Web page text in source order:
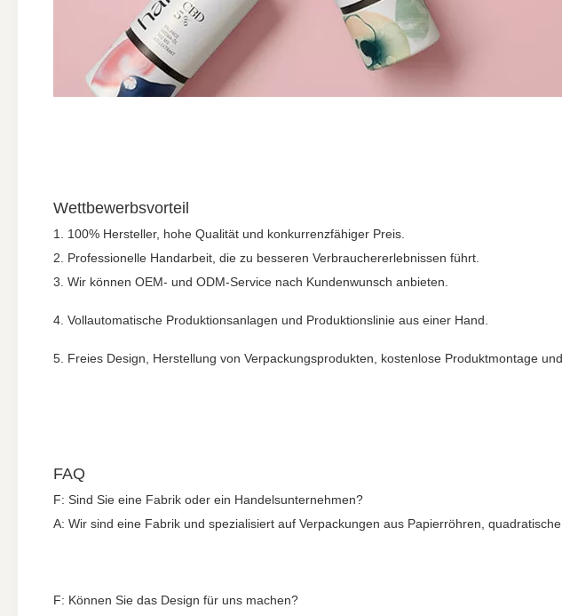
Wettbewerbsvorteil
1. 100% Hersteller, hohe Qualität und konkurrenzfähiger Preis.
2. Professionelle Handarbeit, die zu besseren Verbrauchererlebnissen führt.
3. Wir können OEM- und ODM-Service nach Kundenwunsch anbieten.
4. Vollautomatische Produktionsanlagen und Produktionslinie aus einer Hand.
5. Freies Design, Herstellung von Verpackungsprodukten, kostenlose Produktmontage
FAQ
F: Sind Sie eine Fabrik oder ein Handelsunternehmen?
A: Wir sind eine Fabrik und spezialisiert auf Verpackungen aus Papierröhren,
F: Können Sie das Design für uns machen?